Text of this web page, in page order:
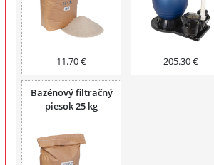
11.70 € 205.30 €
Bazénový filtračný
piesok 25 kg